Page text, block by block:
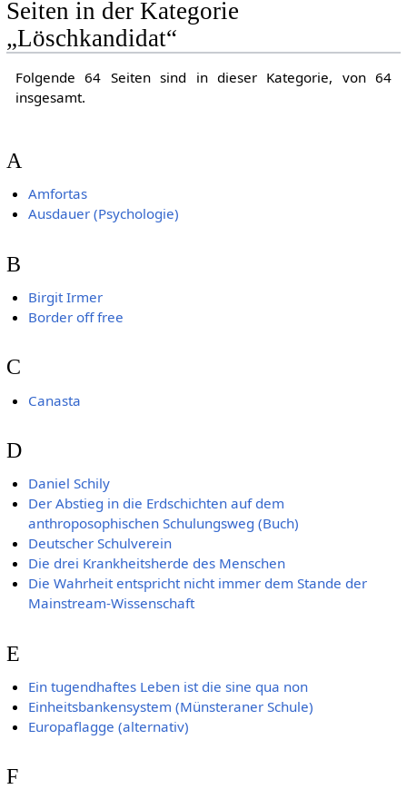
Seiten in der Kategorie
„Löschkandidat“
Folgende 64 Seiten sind in dieser Kategorie, von 64
insgesamt.
A
Amfortas
Ausdauer (Psychologie)
B
Birgit Irmer
Border off free
C
Canasta
D
Daniel Schily
Der Abstieg in die Erdschichten auf dem
anthroposophischen Schulungsweg (Buch)
Deutscher Schulverein
Die drei Krankheitsherde des Menschen
Die Wahrheit entspricht nicht immer dem Stande der
Mainstream-Wissenschaft
E
Ein tugendhaftes Leben ist die sine qua non
Einheitsbankensystem (Münsteraner Schule)
Europaflagge (alternativ)
F